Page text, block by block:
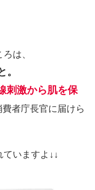
は、
。
刺激から肌を保
費者庁長官に届けら
いますよ↓↓